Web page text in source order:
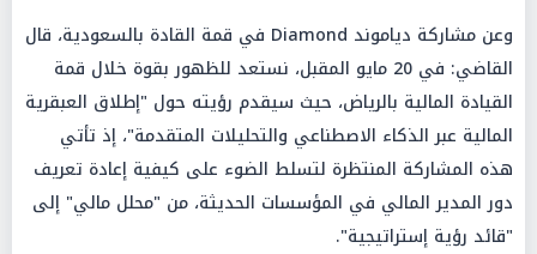
وعن مشاركة دياموند Diamond في قمة القادة بالسعودية، قال
القاضي: في 20 مايو المقبل، نستعد للظهور بقوة خلال قمة
القيادة المالية بالرياض، حيث سيقدم رؤيته حول "إطلاق العبقرية
المالية عبر الذكاء الاصطناعي والتحليلات المتقدمة"، إذ تأتي
هذه المشاركة المنتظرة لتسلط الضوء على كيفية إعادة تعريف
دور المدير المالي في المؤسسات الحديثة، من "محلل مالي" إلى
"قائد رؤية إستراتيجية".